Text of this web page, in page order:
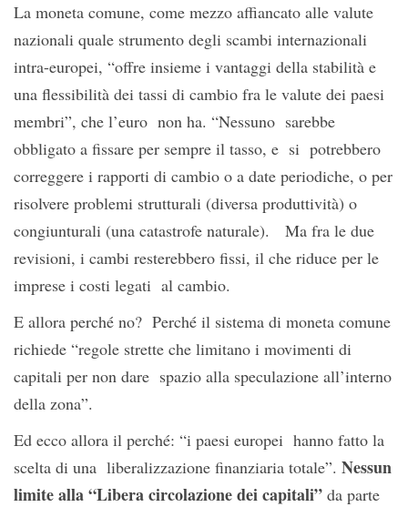
La moneta comune, come mezzo affiancato alle valute
nazionali quale strumento degli scambi internazionali
intra-europei, “offre insieme i vantaggi della stabilità e
una flessibilità dei tassi di cambio fra le valute dei paesi
membri”, che l’euro non ha. “Nessuno sarebbe
obbligato a fissare per sempre il tasso, e si potrebbero
correggere i rapporti di cambio o a date periodiche, o per
risolvere problemi strutturali (diversa produttività) o
congiunturali (una catastrofe naturale). Ma fra le due
revisioni, i cambi resterebbero fissi, il che riduce per le
imprese i costi legati al cambio.
E allora perché no? Perché il sistema di moneta comune
richiede “regole strette che limitano i movimenti di
capitali per non dare spazio alla speculazione all’interno
della zona”.
Ed ecco allora il perché: “i paesi europei hanno fatto la
scelta di una liberalizzazione finanziaria totale”. Nessun
limite alla “Libera circolazione dei capitali” da parte